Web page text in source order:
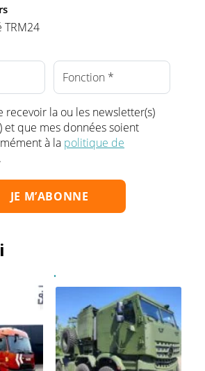
TRM24
recevoir la ou les newsletter(s)
et que mes données soient
à la politique de
.